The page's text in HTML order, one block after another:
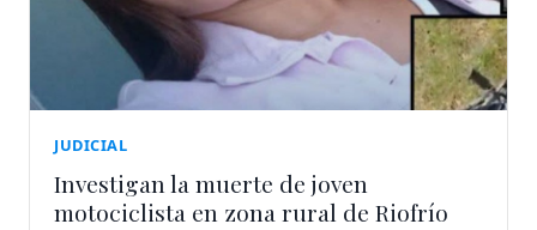
JUDICIAL
Investigan la muerte de joven
motociclista en zona rural de Riofrío